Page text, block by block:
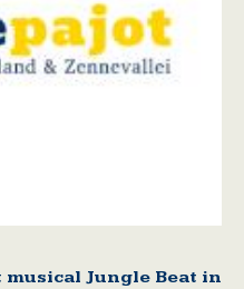
Jungle Beat in